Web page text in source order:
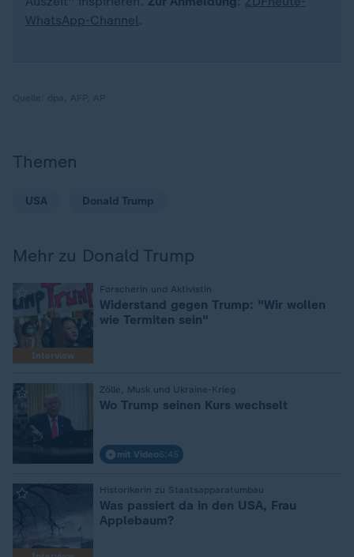
WhatsApp-Channel.
Themen
USA Donald Trump
Mehr zu Donald Trump
Interview
Forscherin und Aktivistin
Widerstand gegen Trump: "Wir wollen
wie Termiten sein"
Zölle, Musk und Ukraine-Krieg
Wo Trump seinen Kurs wechselt
mit Video6:45
Historikerin zu Staatsapparatumbau
Was passiert da in den USA, Frau
Applebaum?